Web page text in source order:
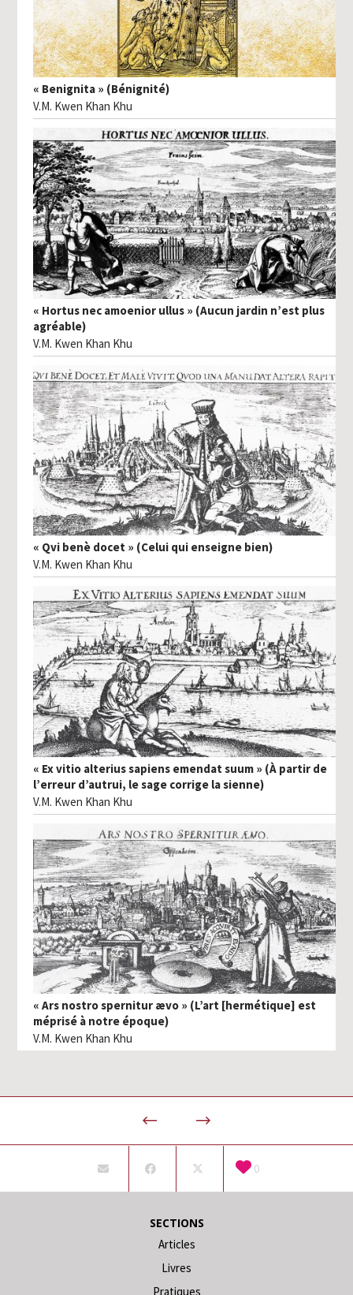
« Benignita » (Bénignité)
V.M. Kwen Khan Khu
« Hortus nec amoenior ullus » (Aucun jardin n’est plus
agréable)
V.M. Kwen Khan Khu
« Qvi benè docet » (Celui qui enseigne bien)
V.M. Kwen Khan Khu
« Ex vitio alterius sapiens emendat suum » (À partir de
l’erreur d’autrui, le sage corrige la sienne)
V.M. Kwen Khan Khu
« Ars nostro spernitur ævo » (L’art [hermétique] est
méprisé à notre époque)
V.M. Kwen Khan Khu
0
SECTIONS
Articles
Livres
Pratiques